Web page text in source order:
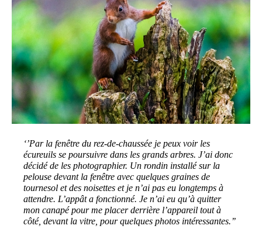
‘’Par la fenêtre du rez-de-chaussée je peux voir les
écureuils se poursuivre dans les grands arbres. J’ai donc
décidé de les photographier. Un rondin installé sur la
pelouse devant la fenêtre avec quelques graines de
tournesol et des noisettes et je n’ai pas eu longtemps à
attendre. L’appât a fonctionné. Je n’ai eu qu’à quitter
mon canapé pour me placer derrière l’appareil tout à
côté, devant la vitre, pour quelques photos intéressantes.’’